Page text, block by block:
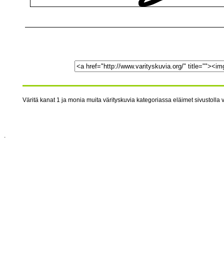
Väritä kanat 1 ja monia muita värityskuvia kategoriassa eläimet sivustolla
.